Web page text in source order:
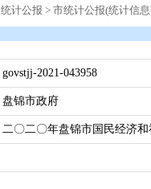
统计公报 > 市统计公报(统计信
govstjj-2021-043958
盘锦市政府
二〇二〇年盘锦市国民经济